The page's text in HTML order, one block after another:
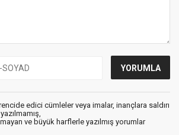
edici cümleler veya imalar, inançlara saldırı
ve büyük harflerle yazılmış yorumlar